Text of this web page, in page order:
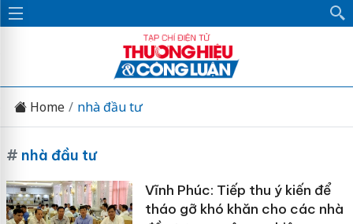
Home nhà đầu tư
# nhà đầu tư
Vĩnh Phúc: Tiếp thu ý kiến để
tháo gỡ khó khăn cho các nhà